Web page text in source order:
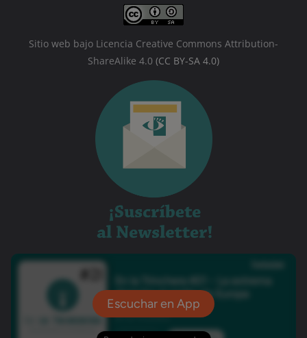
Sitio web bajo Licencia Creative Commons Attribution-
ShareAlike 4.0 (CC BY-SA 4.0)